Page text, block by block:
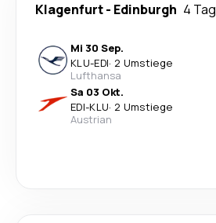
Klagenfurt- Edinburgh 4
Mi 30 Sep.
KLU-EDI· 2 Umstiege
Lufthansa
Sa 03 Okt.
EDI-KLU· 2 Umstiege
Austrian